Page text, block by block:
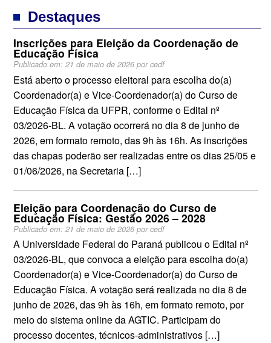
Destaques
Inscrições para Eleição da Coordenação de
Educação Física
Publicado em: 21 de maio de 2026porcedf
Está aberto o processo eleitoral para escolha do(a)
Coordenador(a) e Vice-Coordenador(a) do Curso de
Educação Física da UFPR, conforme o Edital nº
03/2026-BL. A votação ocorrerá no dia 8 de junho de
2026, em formato remoto, das 9h às 16h. As inscrições
das chapas poderão ser realizadas entre os dias 25/05 e
01/06/2026, na Secretaria […]
Eleição para Coordenação do Curso de
Educação Física: Gestão 2026 – 2028
Publicado em: 21 de maio de 2026porcedf
A Universidade Federal do Paraná publicou o Edital nº
03/2026-BL, que convoca a eleição para escolha do(a)
Coordenador(a) e Vice-Coordenador(a) do Curso de
Educação Física. A votação será realizada no dia 8 de
junho de 2026, das 9h às 16h, em formato remoto, por
meio do sistema online da AGTIC. Participam do
processo docentes, técnicos-administrativos […]